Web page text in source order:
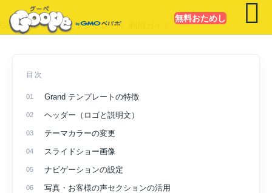
無料おためし
Grand（グランド）テンプレート 利用ガイド
目次
Grand テンプレートの特徴
ヘッダー（ロゴと説明文）
テーマカラーの変更
スライドショー画像
ナビゲーションの設定
写真・お客様の声セクションの活用